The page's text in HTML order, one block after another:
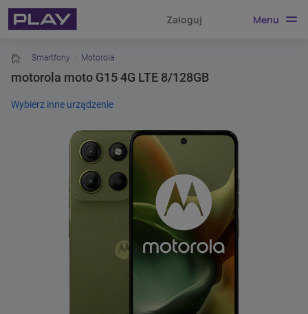
Zaloguj Menu
home
Smartfony Motorola
motorola moto G15 4G LTE 8/128GB
Wybierz inne urządzenie